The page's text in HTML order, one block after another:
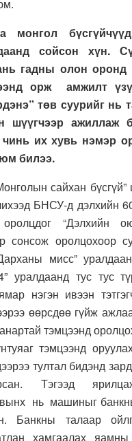
монгол
сойсон хүн.
гадны олон оронд
орж амжилт
төв суурийг нь
шүүгчээр ажиллаж
их хувь нэмэр
билээ.
сайхан бүсгүй”
БНСУ-д дэлхийн
оролцдог “Дэлхийн
сонсож оролцохоор
мисс”
уралдаанд тус тус
нэгэн ивээн
өөрсдөө гүйж
тэмцээнд
тэмцээнд
тултал бидэнд
Тэгээд
нь машиныг
Банкны талаар
хамгаалах яамны